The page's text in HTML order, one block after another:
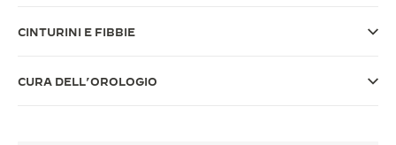
CINTURINI E FIBBIE
CURA DELL’OROLOGIO